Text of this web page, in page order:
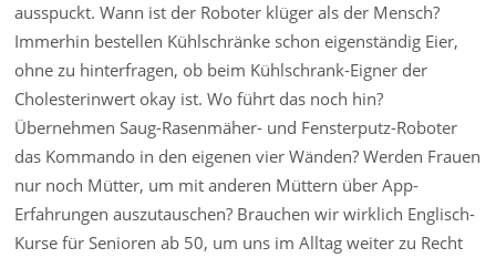
ausspuckt. Wann ist der Roboter klüger als der Mensch?
Immerhin bestellen Kühlschränke schon eigenständig Eier,
ohne zu hinterfragen, ob beim Kühlschrank-Eigner der
Cholesterinwert okay ist. Wo führt das noch hin?
Übernehmen Saug-Rasenmäher- und Fensterputz-Roboter
das Kommando in den eigenen vier Wänden? Werden Frauen
nur noch Mütter, um mit anderen Müttern über App-
Erfahrungen auszutauschen? Brauchen wir wirklich Englisch-
Kurse für Senioren ab 50, um uns im Alltag weiter zu Recht